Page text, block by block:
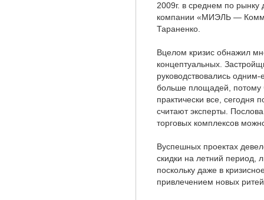
2009г. в среднем по рынку
компании «МИЭЛЬ —
Тараненко.
Вцелом кризис обнажил
концептуальных.
руководствовались
больше площадей, потому
практически все, сегодня
считают эксперты.
торговых комплексов
Вуспешных проектах
скидки на летний период,
поскольку даже в
привлечением новых